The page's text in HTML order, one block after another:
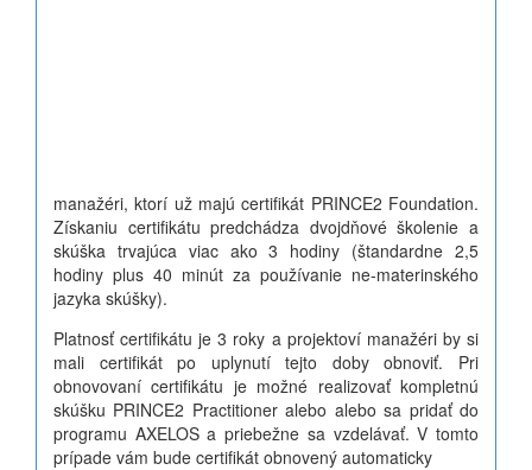
manažéri, ktorí už majú certifikát PRINCE2 Foundation.
Získaniu certifikátu predchádza dvojdňové školenie a
skúška trvajúca viac ako 3 hodiny (štandardne 2,5
hodiny plus 40 minút za používanie ne-materinského
jazyka skúšky).
Platnosť certifikátu je 3 roky a projektoví manažéri by si
mali certifikát po uplynutí tejto doby obnoviť. Pri
obnovovaní certifikátu je možné realizovať kompletnú
skúšku PRINCE2 Practitioner alebo alebo sa pridať do
programu AXELOS a priebežne sa vzdelávať. V tomto
prípade vám bude certifikát obnovený automaticky